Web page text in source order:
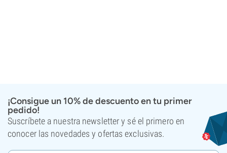
¡Consigue un 10% de descuento en tu primer
pedido!
Suscríbete a nuestra newsletter y sé el primero en
conocer las novedades y ofertas exclusivas.